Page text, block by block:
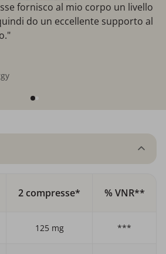
fornisco al mio corpo un livello
do un eccellente supporto al
2 compresse* % VNR**
125 mg ***